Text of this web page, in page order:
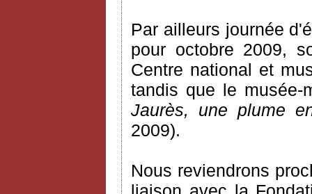
Par ailleurs journée
pour octobre 2009,
Centre national et
tandis que le musée-
Jaurès, une plume
2009).
Nous reviendrons